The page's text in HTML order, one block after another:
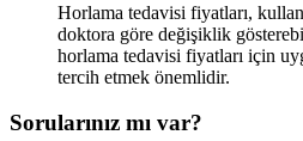
Horlama tedavisi fiyatları,
doktora göre değişiklik
horlama tedavisi fiyatları için
tercih etmek önemlidir.
Sorularınız mı var?